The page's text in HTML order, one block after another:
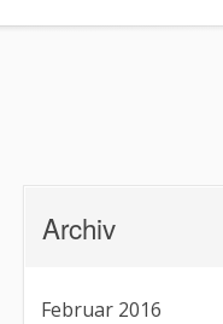
Archiv
Februar 2016